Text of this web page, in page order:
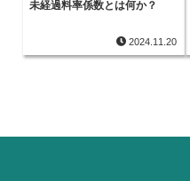
未経過料率係数とは何か？
2024.11.20